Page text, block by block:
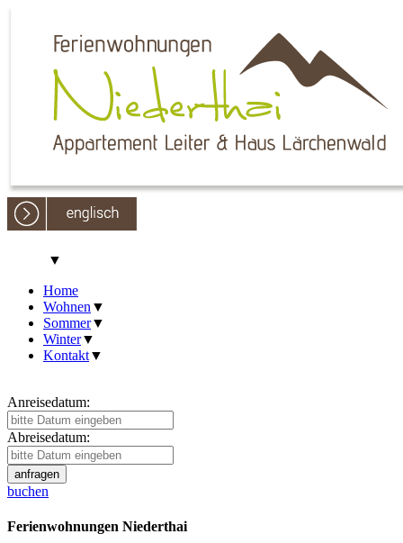
▼
Home
Wohnen ▼
Sommer▼
Winter▼
Kontakt▼
Anreisedatum:
Abreisedatum:
buchen
Ferienwohnungen Niederthai